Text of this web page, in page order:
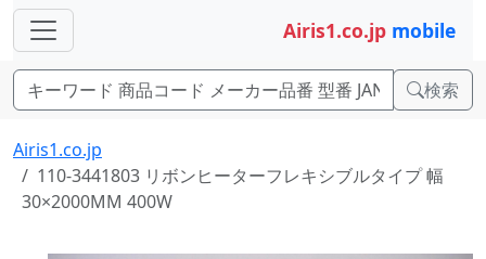
Airis1.co.jp mobile
検索
Airis1.co.jp
110-3441803 リボンヒーターフレキシブルタイプ 幅
30×2000MM 400W